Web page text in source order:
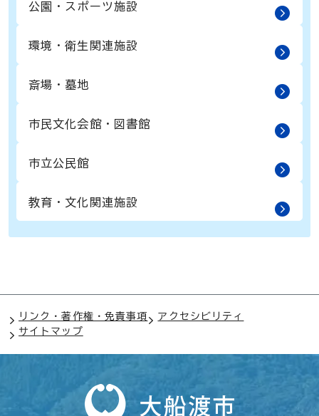
公園・スポーツ施設
環境・衛生関連施設
斎場・墓地
市民文化会館・図書館
市立公民館
教育・文化関連施設
リンク・著作権・免責事項
アクセシビリティ
サイトマップ